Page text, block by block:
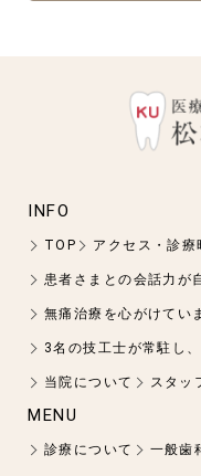
INFO
TOP アクセス・診療
患者さまとの会話力が
無痛治療を心がけてい
3名の技工士が常駐し
当院について スタッ
MENU
診療について 一般歯